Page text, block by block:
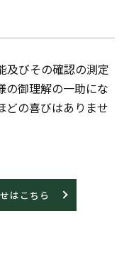
及びその確認の測定
の御理解の一助にな
どの喜びはありませ
はこちら